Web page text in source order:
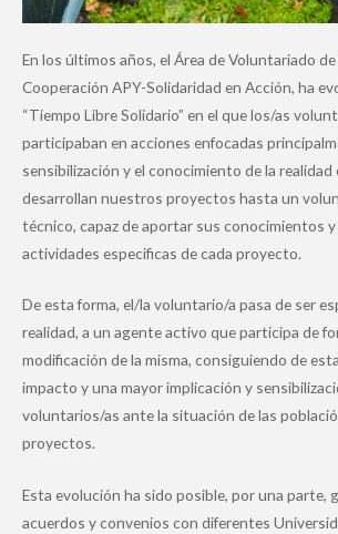
En los últimos años, el Área de Voluntariado
Cooperación APY-Solidaridad en Acción, ha
“Tiempo Libre Solidario” en el que los/as
participaban en acciones enfocadas
sensibilización y el conocimiento de la realidad
desarrollan nuestros proyectos hasta un
técnico, capaz de aportar sus conocimientos y
actividades especificas de cada proyecto.
De esta forma, el/la voluntario/a pasa de ser
realidad, a un agente activo que participa de
modificación de la misma, consiguiendo de
impacto y una mayor implicación y
voluntarios/as ante la situación de las
proyectos.
Esta evolución ha sido posible, por una parte,
acuerdos y convenios con diferentes